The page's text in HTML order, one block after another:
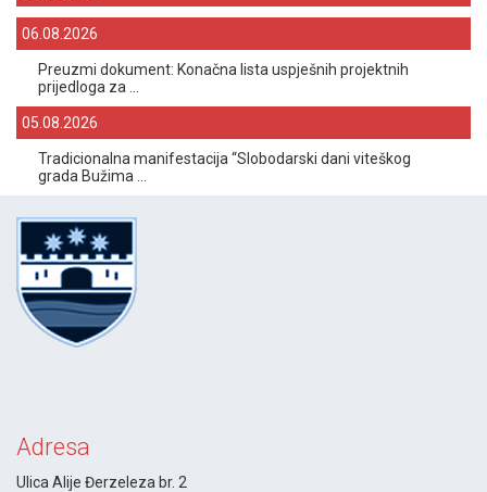
06.08.2026
Preuzmi dokument: Konačna lista uspješnih projektnih
prijedloga za ...
05.08.2026
Tradicionalna manifestacija “Slobodarski dani viteškog
grada Bužima ...
Adresa
Ulica Alije Đerzeleza br. 2